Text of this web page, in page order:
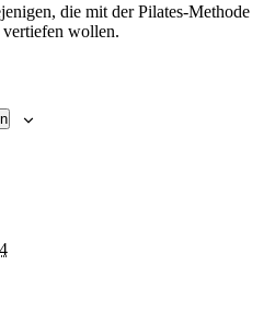
die mit der Pilates-Methode
wollen.